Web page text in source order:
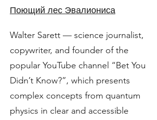
Поющий лес Эвалиониса
Walter Sarett — science journalist,
copywriter, and founder of the
popular YouTube channel “Bet You
Didn’t Know?”, which presents
complex concepts from quantum
physics in clear and accessible